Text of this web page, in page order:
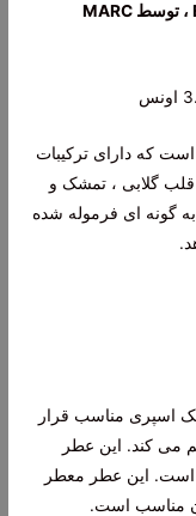
شماره 3 اوه ، لولا! اسپری EAU-DE-PARFUM ، توسط MARC
که دارای ترکیبات
قلب گلابی ، تمشک و
گونه ای فرموله شده
اسپری مناسب قرار
می کند. این عطر
است. این عطر معطر
مناسب است.